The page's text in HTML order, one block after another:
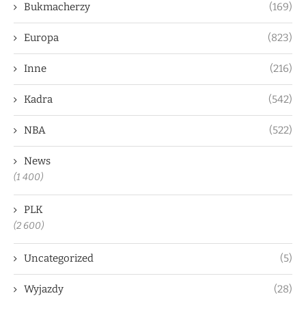
Bukmacherzy (169)
Europa (823)
Inne (216)
Kadra (542)
NBA (522)
News
(1 400)
PLK
(2 600)
Uncategorized (5)
Wyjazdy (28)